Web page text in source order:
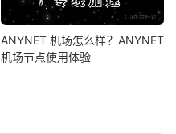
ANYNET 机场怎么样？ANYNET
机场节点使用体验